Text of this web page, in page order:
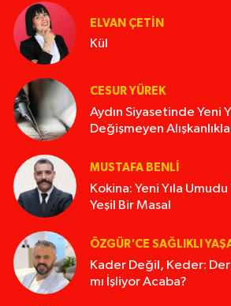
ELVAN ÇETIN
Kül
CESUR YÜREK
Aydın Siyasetinde Yeni
Değişmeyen
MUSTAFA BENLI
Kokina: Yeni Yıla Umudu
Yeşil Bir Masal
ÖZGÜR'CE SAĞLIKLI
Kader Değil, Keder:
mı İşliyor Acaba?